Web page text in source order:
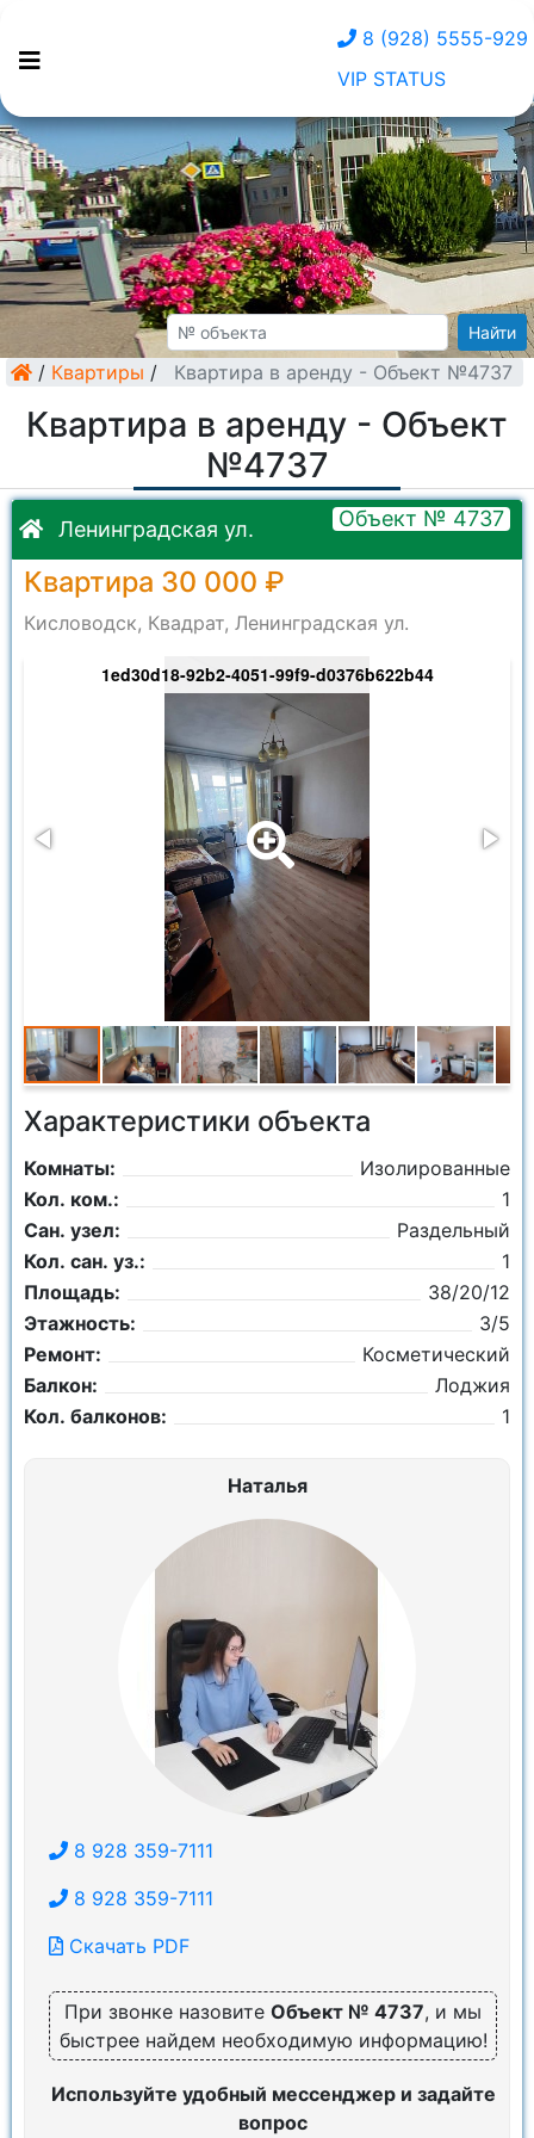
8 (928) 5555-929
VIP STATUS
Найти
/ Квартиры / Квартира в аренду - Объект №4737
Квартира в аренду - Объект
№4737
Ленинградская ул. Объект № 4737
Квартира 30 000 ₽
Кисловодск, Квадрат, Ленинградская ул.
1ed30d18-92b2-4051-99f9-d0376b622b44
Характеристики объекта
Комнаты:
Изолированные
Кол. ком.:
1
Сан. узел:
Раздельный
Кол. сан. уз.:
1
Площадь:
38/20/12
Этажность:
3/5
Ремонт:
Косметический
Балкон:
Лоджия
Кол. балконов:
1
Наталья
8 928 359-7111
8 928 359-7111
Скачать PDF
При звонке назовите Объект № 4737, и мы
быстрее найдем необходимую информацию!
Используйте удобный мессенджер и задайте
вопрос